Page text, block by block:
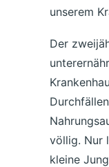
unserem
Der
völlig. Nur
kleine